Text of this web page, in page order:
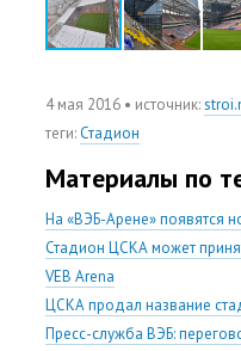
4 мая 2016 • источник:
теги: Стадион
Материалы по
На «ВЭБ-Арене» появятся
Стадион ЦСКА может
VEB Arena
ЦСКА продал название
Пресс-служба ВЭБ: